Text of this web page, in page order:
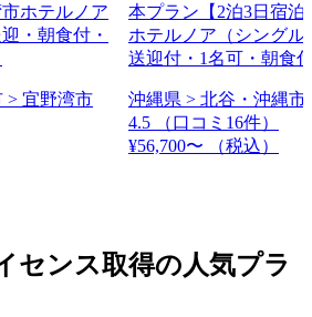
ホテルノア
・朝食付・
> 宜野湾市
本プラン【2泊3日宿泊
ホテルノア（シングル
送迎付・1名可・朝食
沖縄県 > 北谷・沖縄市
4.5
（口コミ16件）
¥56,700〜
（税込）
センス取得の人気プラ